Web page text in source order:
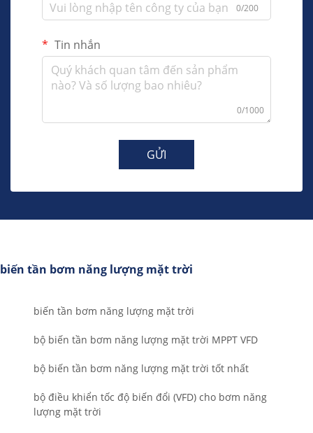
0/200
Tin nhắn
0/1000
GỬI
biến tần bơm năng lượng mặt trời
biến tần bơm năng lượng mặt trời
bộ biến tần bơm năng lượng mặt trời MPPT VFD
bộ biến tần bơm năng lượng mặt trời tốt nhất
bộ điều khiển tốc độ biến đổi (VFD) cho bơm năng
lượng mặt trời